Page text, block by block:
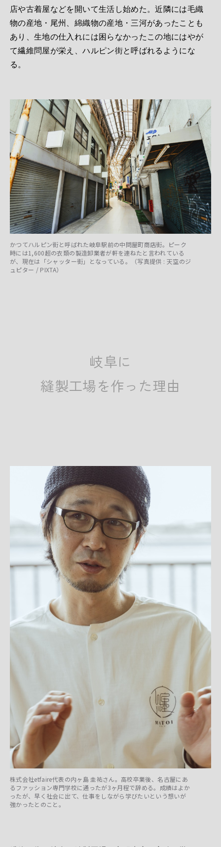
店や古着屋などを開いて生活し始めた。近隣には毛織
物の産地・尾州、綿織物の産地・三河があったことも
あり、生地の仕入れには困らなかったこの地にはやが
て繊維問屋が栄え、ハルピン街と呼ばれるようにな
る。
かつてハルピン街と呼ばれた岐阜駅前の中問屋町商店街。ピーク
時には1,600超の衣類の製造卸業者が軒を連ねたと言われている
が、現在は「シャッター街」となっている。（写真提供 : 天空のジ
ュピター / PIXTA）
岐阜に
縫製工場を作った理由
株式会社etfaire代表の内ヶ島 圭祐さん。高校卒業後、名古屋にあ
るファッション専門学校に通ったが3ヶ月程で辞める。成績はよか
ったが、早く社会に出て、仕事をしながら学びたいという想いが
強かったとのこと。